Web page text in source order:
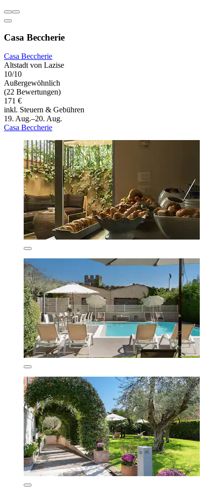
Casa Beccherie
Casa Beccherie
Altstadt von Lazise
10/10
Außergewöhnlich
(22 Bewertungen)
171 €
inkl. Steuern & Gebühren
19. Aug.–20. Aug.
Casa Beccherie